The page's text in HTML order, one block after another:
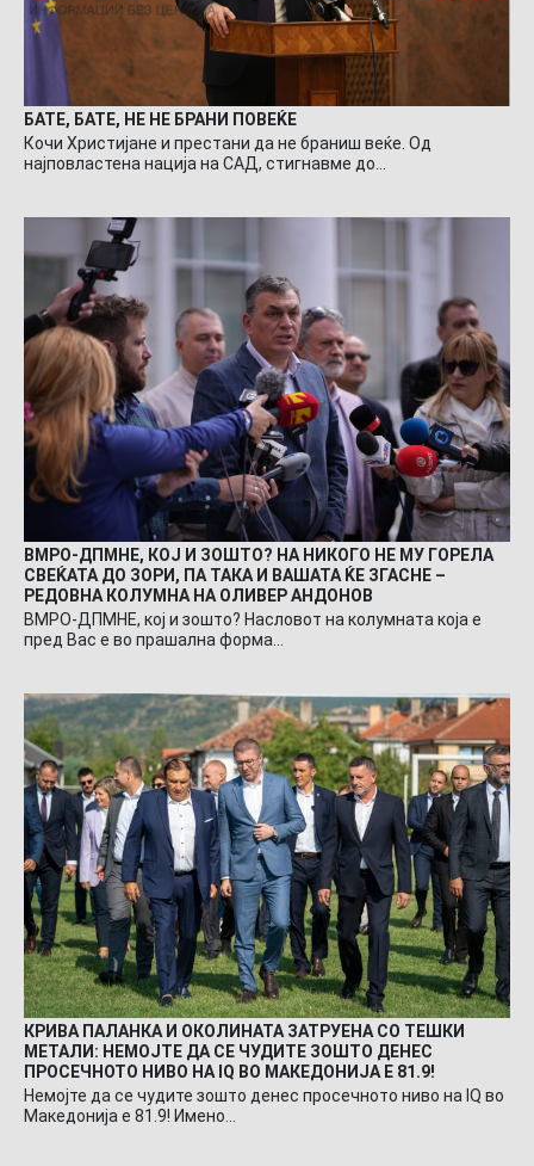
БАТЕ, БАТЕ, НЕ НЕ БРАНИ ПОВЕЌЕ
Кочи Христијане и престани да не браниш веќе. Од
најповластена нација на САД, стигнавме до…
ВМРО-ДПМНЕ, КОЈ И ЗОШТО? НА НИКОГО НЕ МУ ГОРЕЛА
СВЕЌАТА ДО ЗОРИ, ПА ТАКА И ВАШАТА ЌЕ ЗГАСНЕ –
РЕДОВНА КОЛУМНА НА ОЛИВЕР АНДОНОВ
ВМРО-ДПМНЕ, кој и зошто? Насловот на колумната која е
пред Вас е во прашална форма…
КРИВА ПАЛАНКА И ОКОЛИНАТА ЗАТРУЕНА СО ТЕШКИ
МЕТАЛИ: НЕМОЈТЕ ДА СЕ ЧУДИТЕ ЗОШТО ДЕНЕС
ПРОСЕЧНОТО НИВО НА IQ ВО МАКЕДОНИЈА Е 81.9!
Немојте да се чудите зошто денес просечното ниво на IQ во
Македонија е 81.9! Имено…